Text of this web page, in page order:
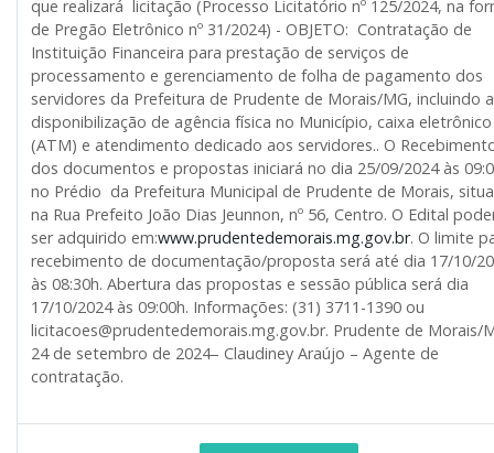
que realizará licitação (Processo Licitatório nº 125/2024, na
de Pregão Eletrônico nº 31/2024) - OBJETO: Contratação de
Instituição Financeira para prestação de serviços de
processamento e gerenciamento de folha de pagamento dos
servidores da Prefeitura de Prudente de Morais/MG, incluindo a
disponibilização de agência física no Município, caixa eletrônico
(ATM) e atendimento dedicado aos servidores.. O
dos documentos e propostas iniciará no dia 25/09/2024 às
no Prédio da Prefeitura Municipal de Prudente de Morais,
na Rua Prefeito João Dias Jeunnon, nº 56, Centro. O Edital
ser adquirido em:www.prudentedemorais.mg.gov.br. O limite
recebimento de documentação/proposta será até dia 17/10/
às 08:30h. Abertura das propostas e sessão pública será dia
17/10/2024 às 09:00h. Informações: (31) 3711-1390 ou
licitacoes@prudentedemorais.mg.gov.br. Prudente de Morais/
24 de setembro de 2024– Claudiney Araújo – Agente de
contratação.